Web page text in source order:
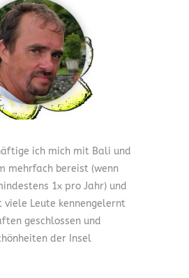
ich mich mit Bali und
mehrfach bereist (wenn
1x pro Jahr) und
viele Leute kennengelernt
geschlossen und
der Insel